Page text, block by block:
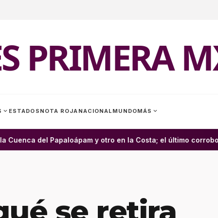
PRIMERA
expand_more ESTADOS NOTA ROJA NACIONAL MUNDOMÁS expand_more
del Papaloápam y otro en la Costa; el último